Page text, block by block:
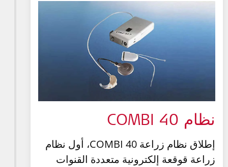
نظام COMBI 40
إطلاق نظام زراعة COMBI 40، أول نظام
زراعة قوقعة إلكترونية متعددة القنوات